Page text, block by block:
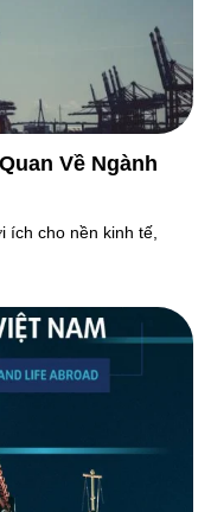
Về Ngành
ích cho nền kinh tế,